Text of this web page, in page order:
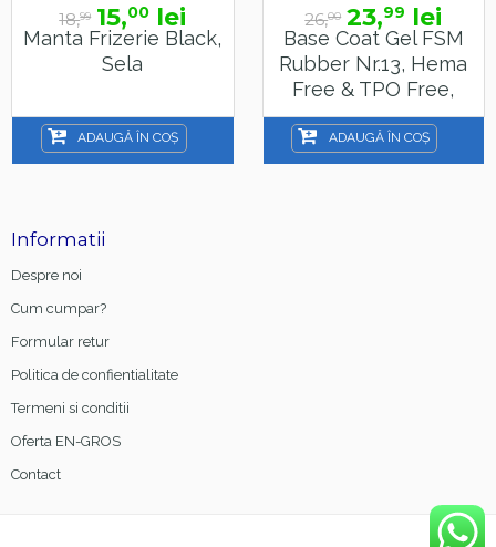
18,99 15,00 lei
Manta Frizerie Black,
Sela
ADAUGĂ ÎN COȘ
26,00 23,99 lei
Base Coat Gel FSM
Rubber Nr.13, Hema
Free & TPO Free,
15ml
ADAUGĂ ÎN COȘ
Informatii
Despre noi
Cum cumpar?
Formular retur
Politica de confientialitate
Termeni si conditii
Oferta EN-GROS
Contact